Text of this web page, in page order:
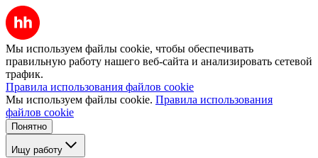
Мы используем файлы cookie, чтобы обеспечивать
правильную работу нашего веб-сайта и анализировать сетевой
трафик.
Правила использования файлов cookie
Мы используем файлы cookie. Правила использования
файлов cookie
Понятно
Ищу работу